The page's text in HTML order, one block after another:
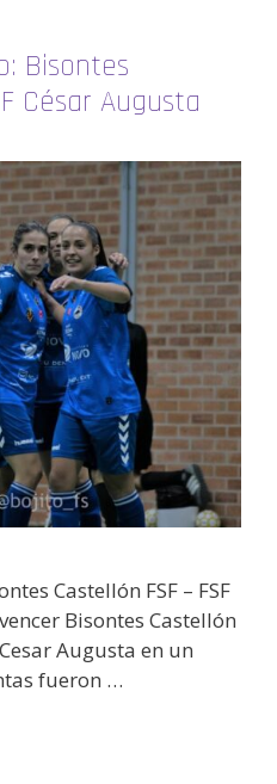
Bisontes
César Augusta
Castellón FSF – FSF
Bisontes Castellón
Augusta en un
fueron …